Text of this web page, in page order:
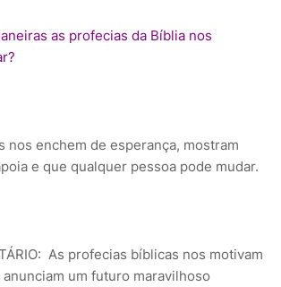
as profecias da Bíblia nos
nos enchem de esperança, mostram
e que qualquer pessoa pode mudar.
As profecias bíblicas nos motivam
um futuro maravilhoso